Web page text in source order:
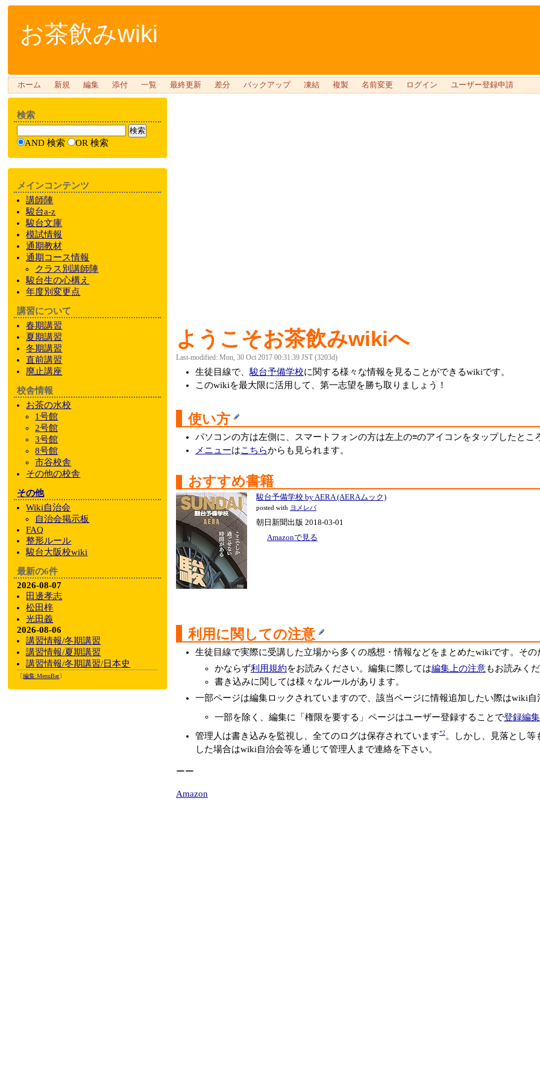
お茶飲みwiki
ホーム 新規 編集 添付 一覧 最終更新 差分 バックアップ 凍結 複製 名前変更 ログイン ユーザー登録申請
ようこそお茶飲みwikiへ
Last-modified: Mon, 30 Oct 2017 00:31:39 JST (3203d)
生徒目線で、 駿台予備学校に関する様々な情報を見ることができるwikiです。
このwikiを最大限に活用して、第一志望を勝ち取りましょう！
使い方
パソコンの方は左側に、スマートフォンの方は左上の≡のアイコンをタップしたとこ
メニューはこちらからも見られます。
おすすめ書籍
駿台予備学校 by AERA (AERAムック)
posted with ヨメレバ
朝日新聞出版 2018-03-01
Amazonで見る
利用に関しての注意
生徒目線で実際に受講した立場から多くの感想・情報などをまとめたwikiです。その
かならず利用規約をお読みください。編集に際しては編集上の注意もお読みくだ
書き込みに関しては様々なルールがあります。
一部ページは編集ロックされていますので、該当ページに情報追加したい際はwiki自
一部を除く、編集に「権限を要する」ページはユーザー登録することで登録編
管理人は書き込みを監視し、全てのログは保存されています*2。しかし、見落とし等
した場合はwiki自治会等を通じて管理人まで連絡を下さい。
ーー
Amazon
検索
AND 検索 OR 検索
メインコンテンツ
講師陣
駿台a-z
駿台文庫
模試情報
通期教材
通期 コース情報
クラス別講師陣
駿台生の心構え
年度別変更点
講習について
春期講習
夏期講習
冬期講習
直前講習
廃止講座
校舎情報
お茶の水校
1号館
2号館
3号館
8号館
市谷校舎
その他の校舎
その他
Wiki自治会
自治会掲示板
FAQ
整形ルール
駿台大阪校wiki
最新の6件
2026-08-07
田邊孝志
松田梓
光田義
2026-08-06
講習情報/冬期講習
講習情報/夏期講習
講習情報/冬期講習/日本史
〔編集:MenuBar〕